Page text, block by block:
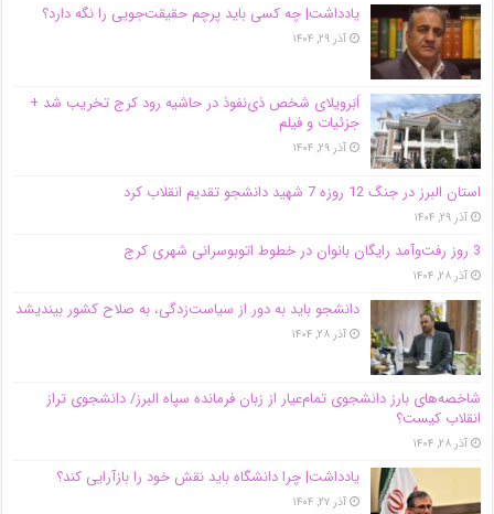
یادداشت| ‌چه کسی باید پرچم حقیقت‌جویی را نگه دارد؟
آذر ۲۹, ۱۴۰۴
اَبَر‌ویلای شخص ذی‌نفوذ در حاشیه‌ رود کرج تخریب شد +
جزئیات و فیلم
آذر ۲۹, ۱۴۰۴
استان البرز در جنگ 12 روزه 7 شهید دانشجو تقدیم انقلاب کرد
آذر ۲۹, ۱۴۰۴
3 روز رفت‌وآمد رایگان بانوان در خطوط اتوبوسرانی شهری کرج
آذر ۲۸, ۱۴۰۴
دانشجو باید به دور از سیاست‌زدگی، به صلاح کشور بیندیشد
آذر ۲۸, ۱۴۰۴
شاخصه‌های بارز دانشجوی تمام‌عیار از زبان فرمانده سپاه البرز/ دانشجوی تراز
انقلاب کیست؟
آذر ۲۸, ۱۴۰۴
یادداشت| چرا دانشگاه باید نقش خود را بازآرایی کند؟
آذر ۲۷, ۱۴۰۴